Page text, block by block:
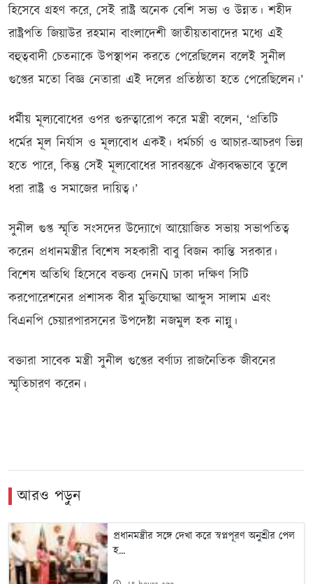
হিসেবে গ্রহণ করে, সেই রাষ্ট্র অনেক বেশি সভ্য ও উন্নত। শহীদ
রাষ্ট্রপতি জিয়াউর রহমান বাংলাদেশী জাতীয়তাবাদের মধ্যে এই
বহুত্ববাদী চেতনাকে উপস্থাপন করতে পেরেছিলেন বলেই সুনীল
গুপ্তের মতো বিজ্ঞ নেতারা এই দলের প্রতিষ্ঠাতা হতে পেরেছিলেন।’
ধর্মীয় মূল্যবোধের ওপর গুরুত্বারোপ করে মন্ত্রী বলেন, ‘প্রতিটি
ধর্মের মূল নির্যাস ও মূল্যবোধ একই। ধর্মচর্চা ও আচার-আচরণ ভিন্ন
হতে পারে, কিন্তু সেই মূল্যবোধের সারবস্তুকে ঐক্যবদ্ধভাবে তুলে
ধরা রাষ্ট্র ও সমাজের দায়িত্ব।’
সুনীল গুপ্ত স্মৃতি সংসদের উদ্যোগে আয়োজিত সভায় সভাপতিত্ব
করেন প্রধানমন্ত্রীর বিশেষ সহকারী বাবু বিজন কান্তি সরকার।
বিশেষ অতিথি হিসেবে বক্তব্য দেনÑ ঢাকা দক্ষিণ সিটি
করপোরেশনের প্রশাসক বীর মুক্তিযোদ্ধা আব্দুস সালাম এবং
বিএনপি চেয়ারপারসনের উপদেষ্টা নজমুল হক নান্নু।
বক্তারা সাবেক মন্ত্রী সুনীল গুপ্তের বর্ণাঢ্য রাজনৈতিক জীবনের
স্মৃতিচারণ করেন।
আরও পড়ুন
প্রধানমন্ত্রীর সঙ্গে দেখা করে স্বপ্নপূরণ অনুশ্রীর পেল
হ...